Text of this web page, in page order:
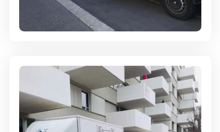
Full-Service - Für Privatumzüge